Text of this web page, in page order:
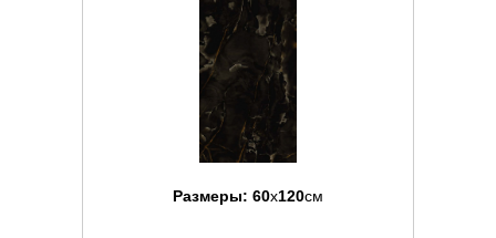
Размеры: 60x120см